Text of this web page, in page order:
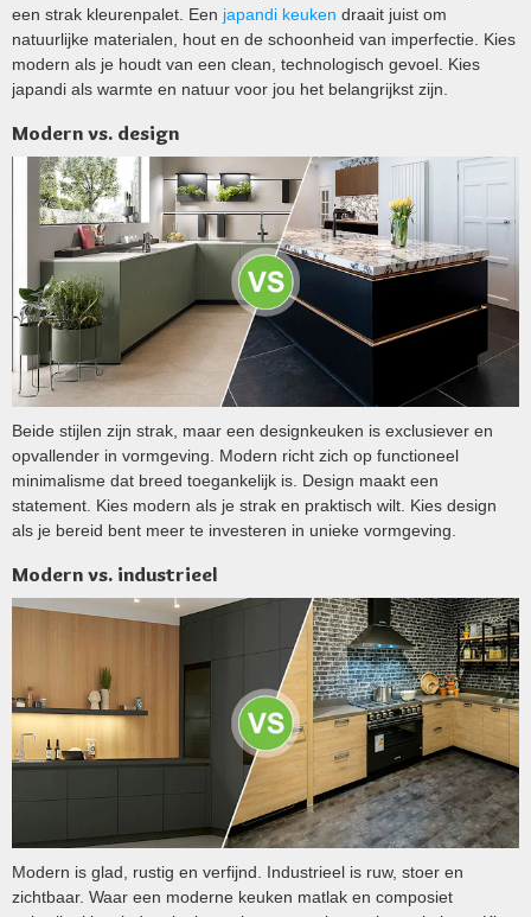
een strak kleurenpalet. Een japandi keuken draait juist om
natuurlijke materialen, hout en de schoonheid van imperfectie. Kies
modern als je houdt van een clean, technologisch gevoel. Kies
japandi als warmte en natuur voor jou het belangrijkst zijn.
Modern vs. design
Beide stijlen zijn strak, maar een designkeuken is exclusiever en
opvallender in vormgeving. Modern richt zich op functioneel
minimalisme dat breed toegankelijk is. Design maakt een
statement. Kies modern als je strak en praktisch wilt. Kies design
als je bereid bent meer te investeren in unieke vormgeving.
Modern vs. industrieel
Modern is glad, rustig en verfijnd. Industrieel is ruw, stoer en
zichtbaar. Waar een moderne keuken matlak en composiet